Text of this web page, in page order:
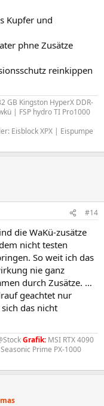
Kupfer und
phne Zusätze
reinkippen
GB Kingston HyperX DDR-
| FSP hydro TI Pro1000
Eisblock XPX | Eispumpe
#14
die WaKü-zusätze
nicht testen
So weit ich das
nie ganz
durch Zusätze. …
geachtet nur
das nicht
Grafik: MSI RTX 4090
Seasonic Prime PX-1000